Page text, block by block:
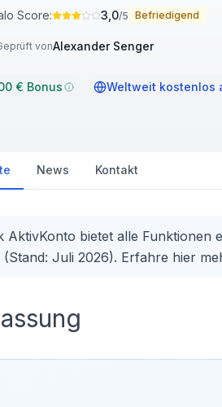
Score: 3,0/5 Befriedigend
vonAlexander Senger
€ Bonus Weltweit kostenlos
News Kontakt
AktivKonto bietet alle
Juli 2026). Erfahre hier